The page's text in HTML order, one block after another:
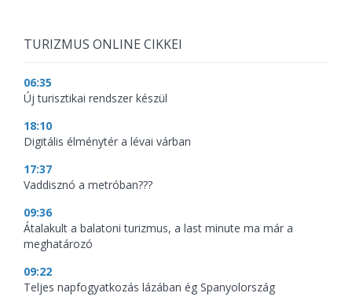
TURIZMUS ONLINE CIKKEI
06:35
Új turisztikai rendszer készül
18:10
Digitális élménytér a lévai várban
17:37
Vaddisznó a metróban???
09:36
Átalakult a balatoni turizmus, a last minute ma már a
meghatározó
09:22
Teljes napfogyatkozás lázában ég Spanyolország